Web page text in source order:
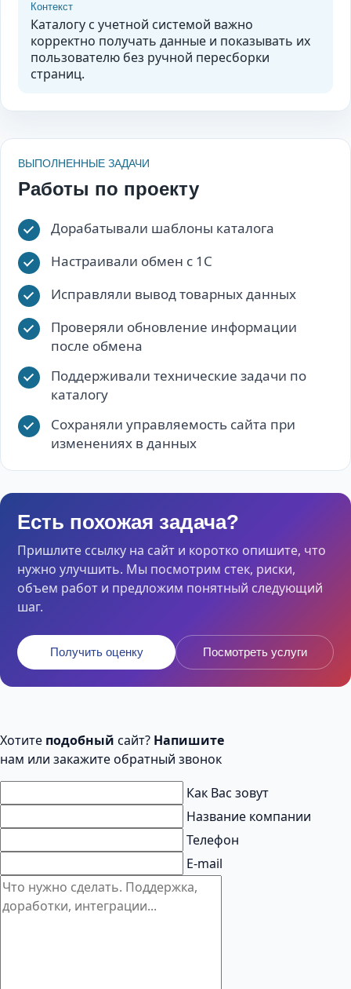
Контекст
Каталогу с учетной системой важно
корректно получать данные и показывать их
пользователю без ручной пересборки
страниц.
ВЫПОЛНЕННЫЕ ЗАДАЧИ
Работы по проекту
Дорабатывали шаблоны каталога
Настраивали обмен с 1С
Исправляли вывод товарных данных
Проверяли обновление информации
после обмена
Поддерживали технические задачи по
каталогу
Сохраняли управляемость сайта при
изменениях в данных
Есть похожая задача?
Пришлите ссылку на сайт и коротко опишите, что
нужно улучшить. Мы посмотрим стек, риски,
объем работ и предложим понятный следующий
шаг.
Получить оценку Посмотреть услуги
Хотите подобный сайт? Напишите
нам или закажите обратный звонок
Как Вас зовут
Название компании
Телефон
E-mail